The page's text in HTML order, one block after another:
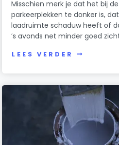
Misschien merk je dat het bij de
parkeerplekken te donker is,
laadruimte schaduw heeft of
’s avonds net minder goed
LEES VERDER